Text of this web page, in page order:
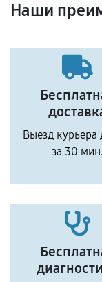
Наши
Выезд курьера
за 30 мин.